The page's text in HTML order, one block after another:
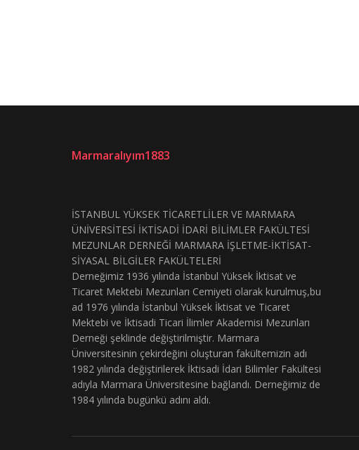
Marmaralıyım1883
İSTANBUL YÜKSEK TİCARETLİLER VE MARMARA
ÜNİVERSİTESİ İKTİSADİ İDARİ BİLİMLER FAKÜLTESİ
MEZUNLAR DERNEĞİ MARMARA İŞLETME-İKTİSAT-
SİYASAL BİLGİLER FAKÜLTELERİ
Derneğimiz 1936 yılında İstanbul Yüksek İktisat ve
Ticaret Mektebi Mezunları Cemiyeti olarak kurulmuş,bu
ad 1976 yılında İstanbul Yüksek İktisat ve Ticaret
Mektebi ve İktisadi Ticari İlimler Akademisi Mezunları
Derneği şeklinde değiştirilmiştir. Marmara
Üniversitesinin çekirdeğini oluşturan fakültemizin adı
1982 yılında değiştirilerek İktisadi İdari Bilimler Fakültesi
adıyla Marmara Üniversitesine bağlandı. Derneğimiz de
1984 yılında bugünkü adını aldı.